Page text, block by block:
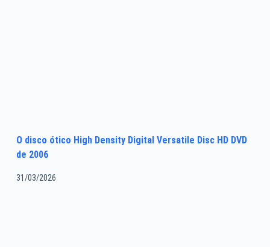
O disco ótico High Density Digital Versatile Disc HD DVD
de 2006
31/03/2026